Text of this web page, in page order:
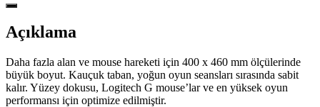
Açıklama
Daha fazla alan ve mouse hareketi için 400 x 460 mm ölçülerinde
büyük boyut. Kauçuk taban, yoğun oyun seansları sırasında sabit
kalır. Yüzey dokusu, Logitech G mouse’lar ve en yüksek oyun
performansı için optimize edilmiştir.